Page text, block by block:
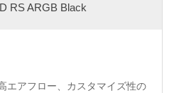
RS ARGB Black
エアフロー、カスタマイズ性の